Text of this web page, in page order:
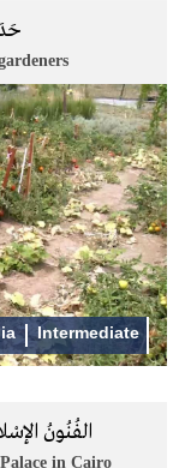
Intermediate
الفُنُونُ